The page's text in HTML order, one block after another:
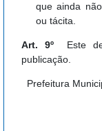
que ainda
ou tácita.
Art. 9º Este
publicação.
Prefeitura